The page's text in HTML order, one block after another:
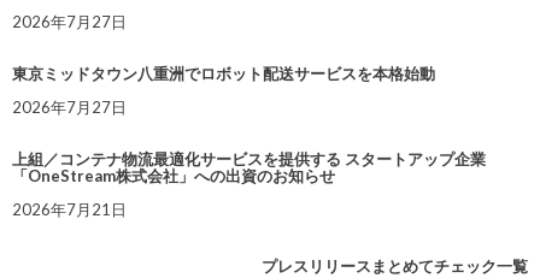
2026年7月27日
東京ミッドタウン八重洲でロボット配送サービスを本格始動
2026年7月27日
上組／コンテナ物流最適化サービスを提供する スタートアップ企業
「OneStream株式会社」への出資のお知らせ
2026年7月21日
プレスリリースまとめてチェック一覧